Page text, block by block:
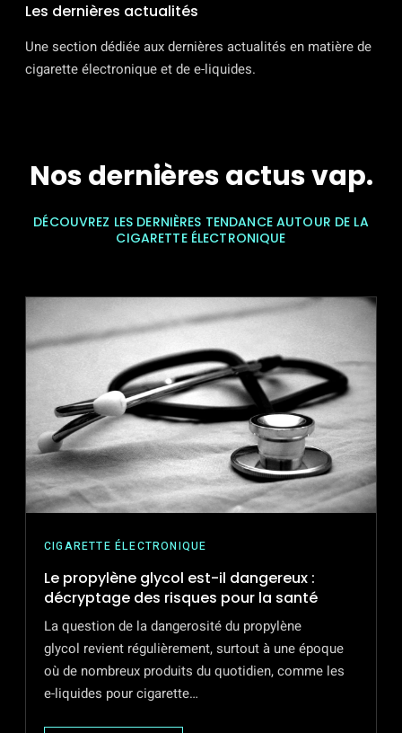
Les dernières actualités
Une section dédiée aux dernières actualités en matière de
cigarette électronique et de e-liquides.
Nos dernières actus vap.
DÉCOUVREZ LES DERNIÈRES TENDANCE AUTOUR DE LA
CIGARETTE ÉLECTRONIQUE
CIGARETTE ÉLECTRONIQUE
Le propylène glycol est-il dangereux :
décryptage des risques pour la santé
La question de la dangerosité du propylène
glycol revient régulièrement, surtout à une époque
où de nombreux produits du quotidien, comme les
e-liquides pour cigarette…